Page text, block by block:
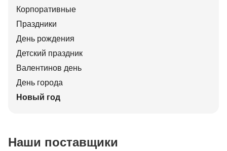
Корпоративные
Праздники
День рождения
Детский праздник
Валентинов день
День города
Новый год
Наши поставщики